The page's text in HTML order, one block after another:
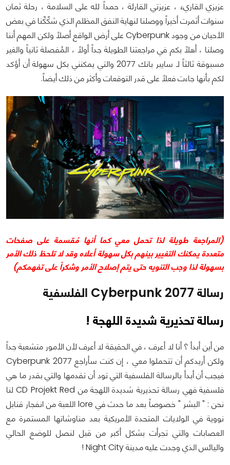
عزيزي القاريء ، عزيزتي القارئة ، حمداً لله على السلامة ، رحلة ثمان
سنوات أثمرت أخيراً ووصلنا لنهاية النفق المظلم الذي شكّكّنا في بعض
الأحيان من وجود Cyberpunk على أرض الواقع أصلاً ولكن المهم أننا
وصلنا ، أهلاً بكم في مراجعتنا الطويلة جداً أولاً ، المُفصلة ثانياً والغير
مسبوقة ثالثاً لـ سايبر بانك 2077 والتي يمكنني بكل سهولة أن أؤكد
لكم بأنها جاءت فعلاً على قدر التوقعات وأكثر من ذلك أيضاً.
(المراجعة طويلة لذا تحمل معي كما أنها مُقسمة على صفحات
متعددة يمكنك التغيير بينهم بكل سهولة أعلاه وقد لا تلحظ ذلك الأمر
بسهولة لذا وجب التنويه حتى يتم إصلاح الأمر وشكراً على تفهمكم)
رسالة Cyberpunk 2077 الفلسفية
رسالة تحذيرية شديدة اللهجة !
من أين أبدأ ؟ أنا لا أعرف ، في الحقيقة لا أعرف لأن الأمور متشعبة جداً
ولكن أريدكم أن تتحملوا معي ، إن كنت سأراجع Cyberpunk 2077
فيجب أن أبدأ بالرسالة الفلسفية التي تود أن تقدمها والتي بقدر ما هي
فلسفية فهي رسالة تحذيرية شديدة اللهجة من CD Projekt Red لنا
نحن : " البشر " خصوصاً بعد ما حدث في lore اللعبة من انفجار قنابل
نووية في الولايات المتحدة الأمريكية بعد مناوشاتها المستمرة مع
العصابات والتي تجرأت بشكل أكبر من قبل لنصل للوضع الحالي
واليائس الذي وجدت عليه مدينة Night City !